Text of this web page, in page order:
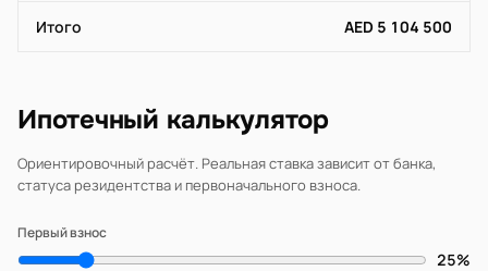
Итого AED 5 104 500
Ипотечный калькулятор
Ориентировочный расчёт. Реальная ставка зависит от банка,
статуса резидентства и первоначального взноса.
Первый взнос
25%